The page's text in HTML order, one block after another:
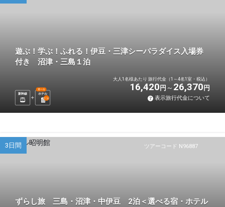
遊ぶ！学ぶ！ふれる！伊豆・三津シーパラダイス入場券
付き 沼津・三島１泊
新幹線 ホテル
選べる
1 泊
大人1名様あたり 旅行代金（1～4名1室・税込）
16,420 円 26,370 円
表示旅行代金について
ツアーコード N96887
3日間
ずらし旅 三島・沼津・中伊豆 2泊＜選べる宿・ホテル